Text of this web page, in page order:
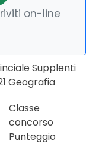
on-line
Supplenti
Geografia
Classe
concorso
Punteggio